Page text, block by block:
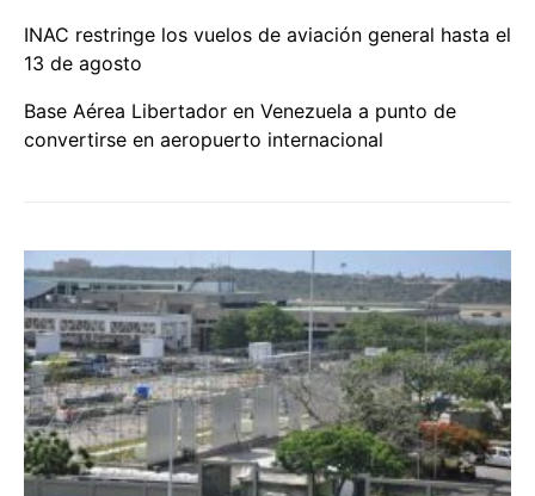
INAC restringe los vuelos de aviación general hasta el
13 de agosto
Base Aérea Libertador en Venezuela a punto de
convertirse en aeropuerto internacional